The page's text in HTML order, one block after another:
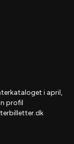
i april,
profil